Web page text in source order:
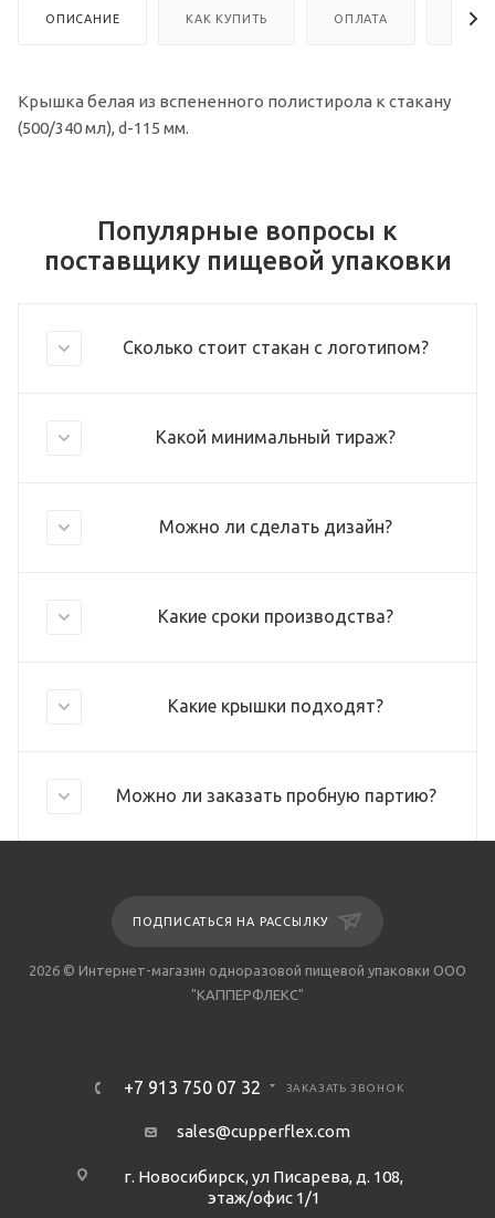
ОПИСАНИЕ КАК КУПИТЬ ОПЛАТА
Крышка белая из вспененного полистирола к стакану
(500/340 мл), d-115 мм.
Популярные вопросы к
поставщику пищевой упаковки
Сколько стоит стакан с логотипом?
Какой минимальный тираж?
Можно ли сделать дизайн?
Какие сроки производства?
Какие крышки подходят?
Можно ли заказать пробную партию?
ПОДПИСАТЬСЯ НА РАССЫЛКУ
2026 © Интернет-магазин одноразовой пищевой упаковки ООО
"КАППЕРФЛЕКС"
+7 913 750 07 32 ЗАКАЗАТЬ ЗВОНОК
sales@cupperflex.com
г. Новосибирск, ул Писарева, д. 108,
этаж/офис 1/1